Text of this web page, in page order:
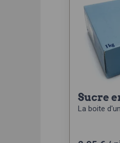
sucre
La boite